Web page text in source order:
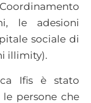
le adesioni
sociale di
illimity).
Ifis è stato
le persone che